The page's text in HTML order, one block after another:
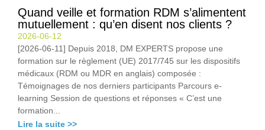
Quand veille et formation RDM s’alimentent
mutuellement : qu’en disent nos clients ?
2026-06-12
[2026-06-11] Depuis 2018, DM EXPERTS propose une
formation sur le règlement (UE) 2017/745 sur les dispositifs
médicaux (RDM ou MDR en anglais) composée :
Témoignages de nos derniers participants Parcours e-
learning Session de questions et réponses « C’est une
formation...
Lire la suite >>